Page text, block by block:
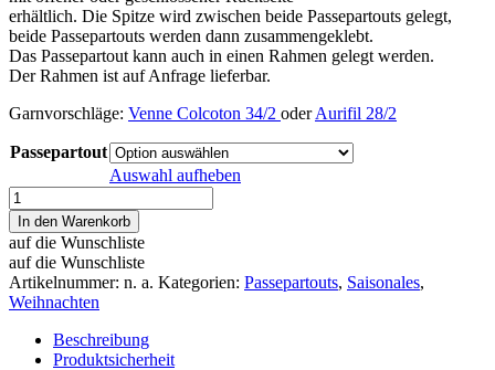
erhältlich. Die Spitze wird zwischen beide Passepartouts gelegt,
beide Passepartouts werden dann zusammengeklebt.
Das Passepartout kann auch in einen Rahmen gelegt werden.
Der Rahmen ist auf Anfrage lieferbar.
Garnvorschläge: Venne Colcoton 34/2 oderAurifil 28/2
Passepartout
Auswahl aufheben
Passepartout
4
Ausschnitte
Sterne
-
kreatives
Weihnachten
Menge
In den Warenkorb
auf die Wunschliste
auf die Wunschliste
Artikelnummer: n. a. Kategorien: Passepartouts, Saisonales,
Weihnachten
Beschreibung
Produktsicherheit